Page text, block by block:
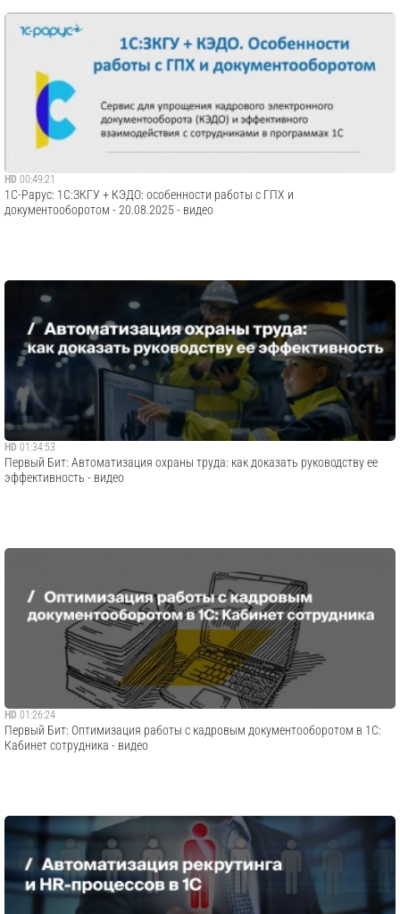
HD 00:49:21
1С-Рарус: 1С:ЗКГУ + КЭДО: особенности работы с ГПХ и
документооборотом - 20.08.2025 - видео
HD 01:34:53
Первый Бит: Автоматизация охраны труда: как доказать руководству ее
эффективность - видео
HD 01:26:24
Первый Бит: Оптимизация работы с кадровым документооборотом в 1С:
Кабинет сотрудника - видео